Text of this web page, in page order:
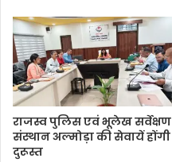
राजस्व पुलिस एवं भूलेख सर्वेक्षण
संस्थान अल्मोड़ा की सेवायें होंगी
दुरूस्त